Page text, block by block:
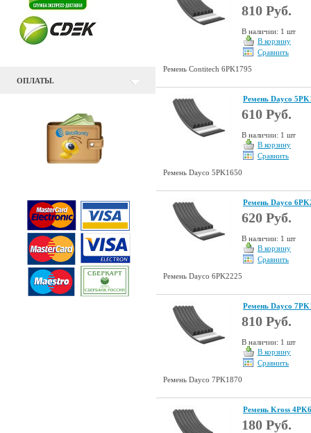
ОПЛАТЫ.
810 Руб.
В наличии: 1 шт
В корзину
Сравнить
Ремень Contitech 6PK1795
Ремень Dayco
610 Руб.
В наличии: 1 шт
В корзину
Сравнить
Ремень Dayco 5PK1650
Ремень Dayco
620 Руб.
В наличии: 1 шт
В корзину
Сравнить
Ремень Dayco 6PK2225
Ремень Dayco
810 Руб.
В наличии: 1 шт
В корзину
Сравнить
Ремень Dayco 7PK1870
Ремень Kross
180 Руб.